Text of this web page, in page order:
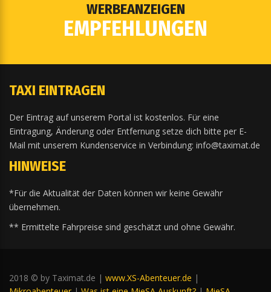
WERBEANZEIGEN
EMPFEHLUNGEN
TAXI EINTRAGEN
Der Eintrag auf unserem Portal ist kostenlos. Für eine
Eintragung, Änderung oder Entfernung setze dich bitte per E-
Mail mit unserem Kundenservice in Verbindung: info@taximat.de
HINWEISE
*Für die Aktualität der Daten können wir keine Gewähr
übernehmen.
** Ermittelte Fahrpreise sind geschätzt und ohne Gewähr.
2018 © by Taximat.de | www.XS-Abenteuer.de |